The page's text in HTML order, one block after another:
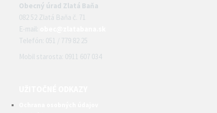
Obecný úrad Zlatá Baňa
082 52 Zlatá Baňa č. 71
E-mail:
Telefón: 051 / 779 82 25
Mobil starosta: 0911 607 034